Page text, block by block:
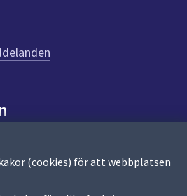
(cookies) för att webbplatsen
diarium